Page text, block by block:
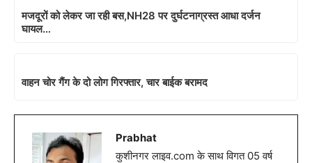
मजदूरों को लेकर जा रही बस,NH28 पर दुर्घटनाग्रस्त आधा दर्जन
घायल…
वाहन चोर गैंग के दो लोग गिरफ्तार, चार बाईक बरामद
Prabhat
कुशीनगर लाइव.com के साथ विगत 05 वर्ष